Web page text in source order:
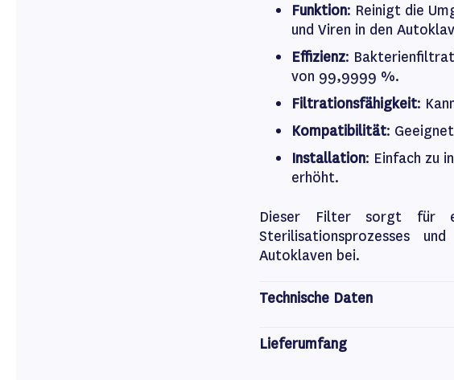
Funktion: Reinigt die
und Viren in den
Effizienz:
von 99,9999 %.
Filtrationsfähigkeit:
Kompatibilität:
Installation: Einfach zu
erhöht.
Dieser Filter sorgt für
Sterilisationsprozesses
Autoklaven bei.
Technische Daten
Lieferumfang